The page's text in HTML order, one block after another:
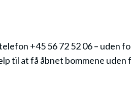
+45 56 72 52 06 – uden
til at få åbnet bommene